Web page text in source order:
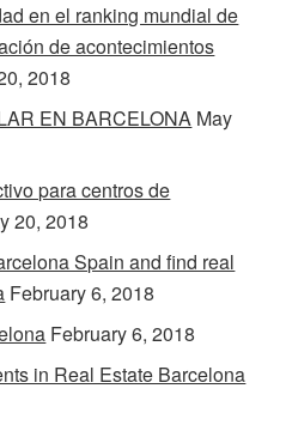
en el ranking mundial de
de acontecimientos
2018
EN BARCELONA May
para centros de
20, 2018
Spain and find real
February 6, 2018
February 6, 2018
in Real Estate Barcelona